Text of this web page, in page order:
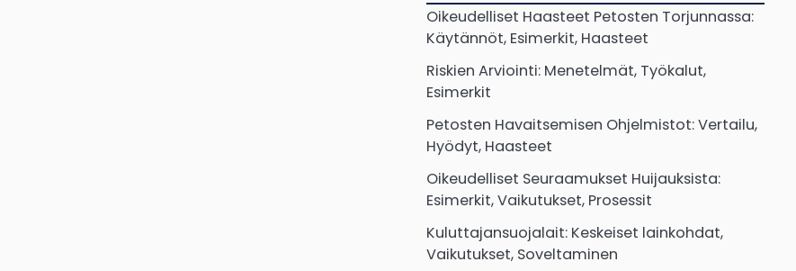
Oikeudelliset Haasteet Petosten Torjunnassa:
Käytännöt, Esimerkit, Haasteet
Riskien Arviointi: Menetelmät, Työkalut,
Esimerkit
Petosten Havaitsemisen Ohjelmistot: Vertailu,
Hyödyt, Haasteet
Oikeudelliset Seuraamukset Huijauksista:
Esimerkit, Vaikutukset, Prosessit
Kuluttajansuojalait: Keskeiset lainkohdat,
Vaikutukset, Soveltaminen